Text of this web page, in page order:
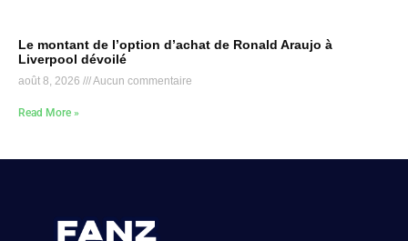
Le montant de l’option d’achat de Ronald Araujo à
Liverpool dévoilé
août 8, 2026 Aucun commentaire
Read More »